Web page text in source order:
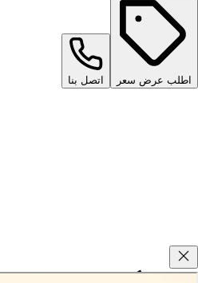
اطلب عرض سعر اتصل بنا